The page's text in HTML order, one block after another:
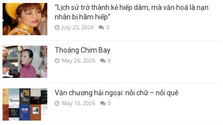
“Lịch sử trở thành kẻ hiếp dâm, mà văn hoá là nạn
nhân bị hãm hiếp”
July 23, 2026 0
Thoáng Chim Bay
May 26, 2026 0
Văn chương hải ngoại: nỗi chữ – nỗi quê
May 13, 2026 0